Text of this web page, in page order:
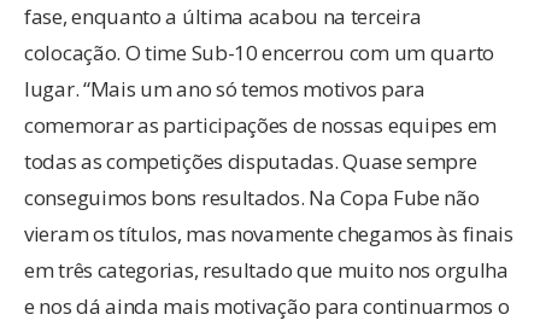
fase, enquanto a última acabou na terceira
colocação. O time Sub-10 encerrou com um quarto
lugar. “Mais um ano só temos motivos para
comemorar as participações de nossas equipes em
todas as competições disputadas. Quase sempre
conseguimos bons resultados. Na Copa Fube não
vieram os títulos, mas novamente chegamos às finais
em três categorias, resultado que muito nos orgulha
e nos dá ainda mais motivação para continuarmos o